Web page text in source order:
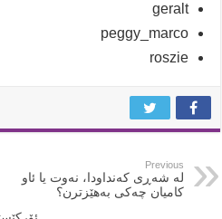
geralt
peggy_marco
roszie
Previous
لە شەڕی کەنداودا، نەوت یا ئاو
کامیان چەکی بەهێزترن؟